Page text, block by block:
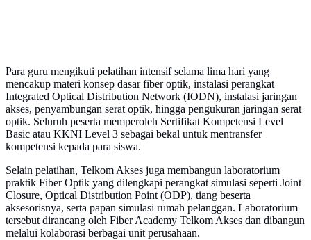
Para guru mengikuti pelatihan intensif selama lima hari yang
mencakup materi konsep dasar fiber optik, instalasi perangkat
Integrated Optical Distribution Network (IODN), instalasi jaringan
akses, penyambungan serat optik, hingga pengukuran jaringan serat
optik. Seluruh peserta memperoleh Sertifikat Kompetensi Level
Basic atau KKNI Level 3 sebagai bekal untuk mentransfer
kompetensi kepada para siswa.
Selain pelatihan, Telkom Akses juga membangun laboratorium
praktik Fiber Optik yang dilengkapi perangkat simulasi seperti Joint
Closure, Optical Distribution Point (ODP), tiang beserta
aksesorisnya, serta papan simulasi rumah pelanggan. Laboratorium
tersebut dirancang oleh Fiber Academy Telkom Akses dan dibangun
melalui kolaborasi berbagai unit perusahaan.